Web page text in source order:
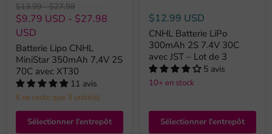
Prix
original
$13.99-Prix
original
$27.98
$9.79 USD - $27.98
USD
Batterie Lipo CNHL
MiniStar 350mAh 7,4V 2S
70C avec XT30
11 avis
Il ne reste que 3 unité(s)
Sélectionner l'entrepôt
$12.99 USD
CNHL Batterie LiPo
300mAh 2S 7.4V 30C
avec JST – Lot de 3
5 avis
10+ en stock
Sélectionner l'entrepôt